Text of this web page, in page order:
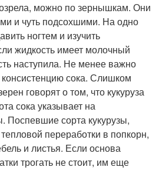
можно по зернышкам. Они
и чуть подсохшими. На одно
ногтем и изучить
жидкость имеет молочный
наступила. Не менее важно
сока. Слишком
говорят о том, что кукуруза
сока указывает на
Поспевшие сорта кукурузы,
переработки в попкорн,
и листья. Если основа
трогать не стоит, им еще